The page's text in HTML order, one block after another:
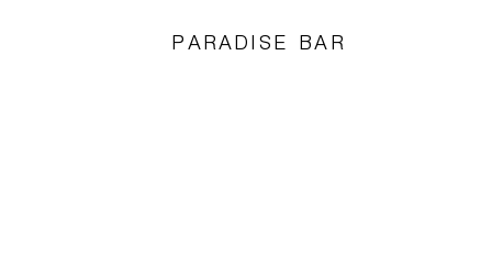
PARADISE BAR